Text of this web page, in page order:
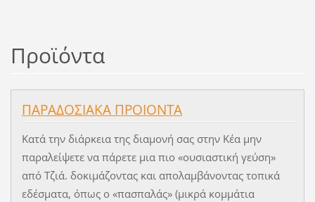
Προϊόντα
ΠΑΡΑΔΟΣΙΑΚΑ ΠΡΟΙΟΝΤΑ
Κατά την διάρκεια της διαμονή σας στην Κέα μην
παραλείψετε να πάρετε μια πιο «ουσιαστική γεύση»
από Τζιά. δοκιμάζοντας και απολαμβάνοντας τοπικά
εδέσματα, όπως ο «πασπαλάς» (μικρά κομμάτια